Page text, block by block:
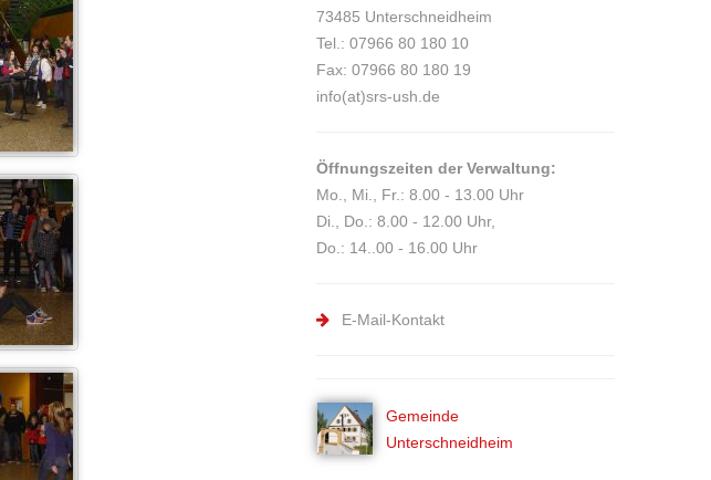
73485 Unterschneidheim
Tel.: 07966 80 180 10
Fax: 07966 80 180 19
info(at)srs-ush.de
Öffnungszeiten der Verwaltung:
Mo., Mi., Fr.: 8.00 - 13.00 Uhr
Di., Do.: 8.00 - 12.00 Uhr,
Do.: 14..00 - 16.00 Uhr
E-Mail-Kontakt
Gemeinde
Unterschneidheim